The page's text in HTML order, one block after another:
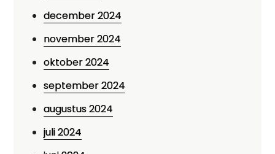
december 2024
november 2024
oktober 2024
september 2024
augustus 2024
juli 2024